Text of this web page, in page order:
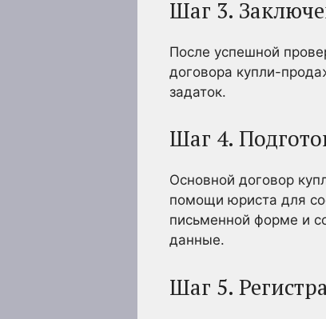
Шаг 3.
После успешной
договора купли-
задаток.
Шаг 4.
Основной договор
помощи юриста для
письменной форме и
данные.
Шаг 5.